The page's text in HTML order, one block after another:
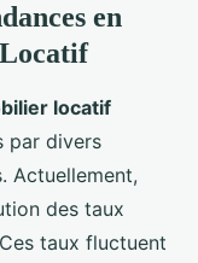
en
locatif
par divers
Actuellement,
des taux
taux fluctuent